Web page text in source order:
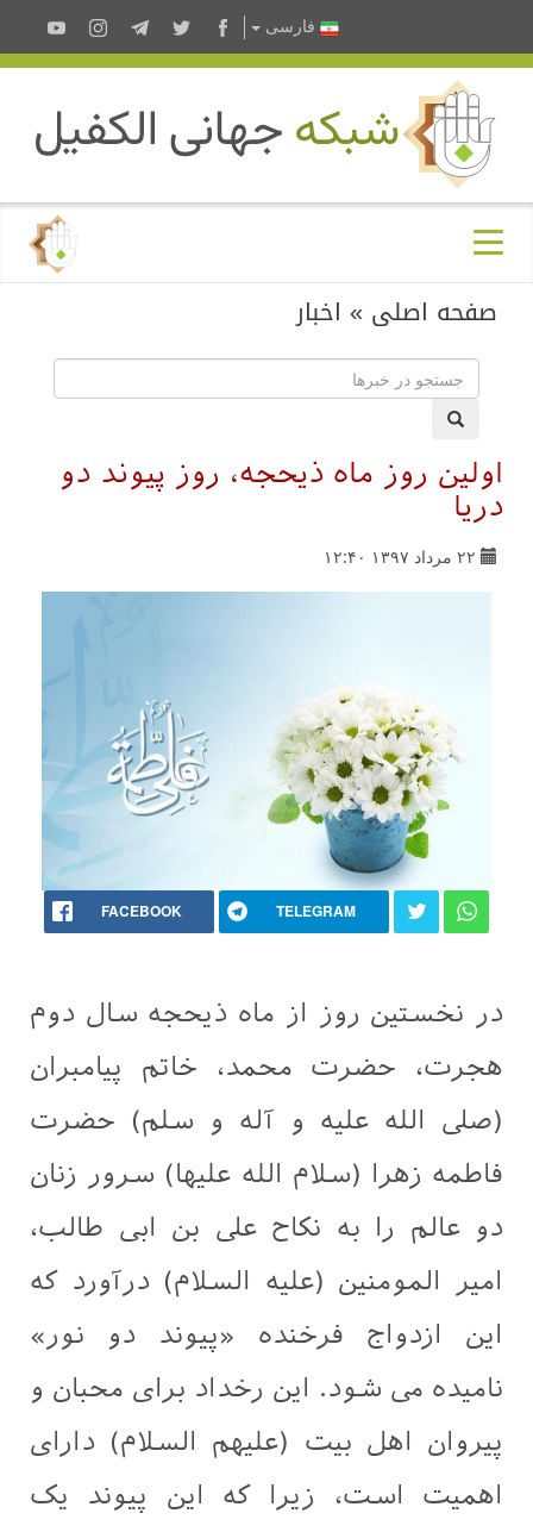
فارسى
صفحه اصلی » اخبار
اولین روز ماه ذیحجه، روز پیوند دو
دریا
۲۲ مرداد ۱۳۹۷ ۱۲:۴۰
FACEBOOK TELEGRAM
در نخستین روز از ماه ذیحجه سال دوم
هجرت، حضرت محمد، خاتم پیامبران
(صلی الله علیه و آله و سلم) حضرت
فاطمه زهرا (سلام الله علیها) سرور زنان
دو عالم را به نکاح علی بن ابی طالب،
امیر المومنین (علیه السلام) درآورد که
این ازدواج فرخنده «پیوند دو نور»
نامیده می شود. این رخداد برای محبان و
پیروان اهل بیت (علیهم السلام) دارای
اهمیت است، زیرا که این پیوند یک